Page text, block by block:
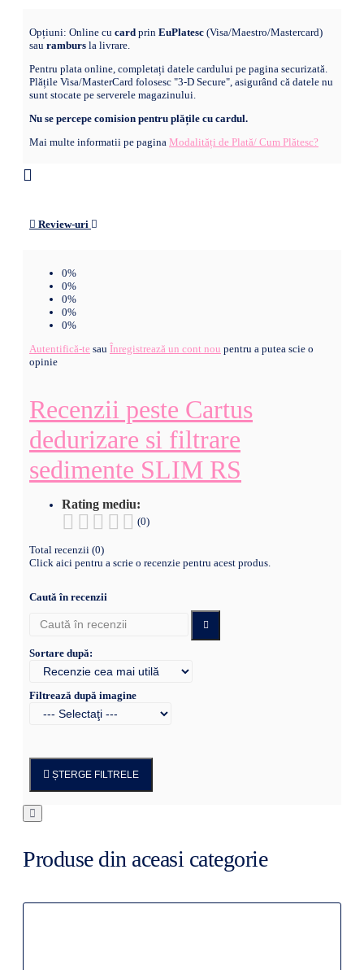
Opțiuni: Online cu card prin EuPlatesc (Visa/Maestro/Mastercard)
sau ramburs la livrare.
Pentru plata online, completați datele cardului pe pagina securizată.
Plățile Visa/MasterCard folosesc "3-D Secure", asigurând că datele nu
sunt stocate pe serverele magazinului.
Nu se percepe comision pentru plățile cu cardul.
Mai multe informatii pe pagina Modalități de Plată/ Cum Plătesc?
Review-uri
0%
0%
0%
0%
0%
Autentifică-te sau Înregistrează un cont nou pentru a putea scie o
opinie
Recenzii peste Cartus
dedurizare si filtrare
sedimente SLIM RS
Rating mediu:
(0)
Total recenzii (0)
Click aici pentru a scrie o recenzie pentru acest produs.
Caută în recenzii
Sortare după:
Filtrează după imagine
ȘTERGE FILTRELE
Produse din aceasi categorie